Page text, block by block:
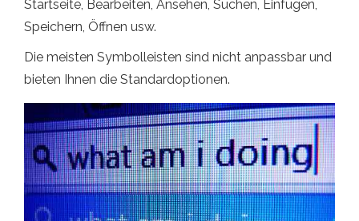
Startseite, Bearbeiten, Ansehen, Suchen, Einfügen,
Speichern, Öffnen usw.
Die meisten Symbolleisten sind nicht anpassbar und
bieten Ihnen die Standardoptionen.